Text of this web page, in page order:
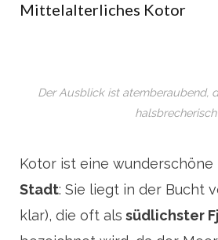
Mittelalterliches Kotor
Der Ausblick ist atemberaubend,
halsbrecherisch
Kotor ist eine wunderschöne
Stadt: Sie liegt in der Bucht
klar), die oft als südlichster